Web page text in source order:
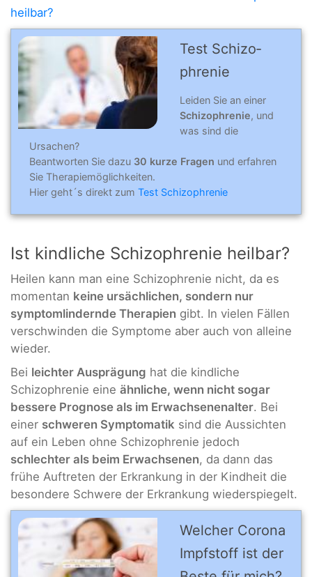
heilbar?
Test Schizo­
phre­nie
Leiden Sie an einer
Schizophrenie, und
was sind die
Ursachen?
Beantworten Sie dazu 30 kurze Fragen und erfahren
Sie Therapiemöglichkeiten.
Hier geht´s direkt zum Test Schizophrenie
Ist kindliche Schizophrenie heilbar?
Heilen kann man eine Schizophrenie nicht, da es
momentan keine ursächlichen, sondern nur
symptomlindernde Therapien gibt. In vielen Fällen
verschwinden die Symptome aber auch von alleine
wieder.
Bei leichter Ausprägung hat die kindliche
Schizophrenie eine ähnliche, wenn nicht sogar
bessere Prognose als im Erwachsenenalter. Bei
einer schweren Symptomatik sind die Aussichten
auf ein Leben ohne Schizophrenie jedoch
schlechter als beim Erwachsenen, da dann das
frühe Auftreten der Erkrankung in der Kindheit die
besondere Schwere der Erkrankung wiederspiegelt.
Welcher Corona
Impfstoff ist der